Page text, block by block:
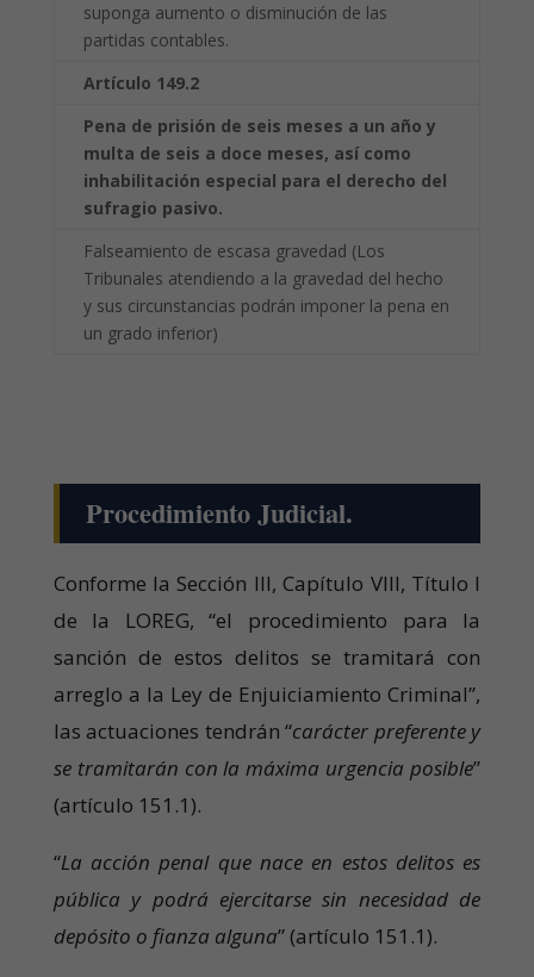
suponga aumento o disminución de las
partidas contables.
Artículo 149.2
Pena de prisión de seis meses a un año y
multa de seis a doce meses, así como
inhabilitación especial para el derecho del
sufragio pasivo.
Falseamiento de escasa gravedad (Los
Tribunales atendiendo a la gravedad del hecho
y sus circunstancias podrán imponer la pena en
un grado inferior)
Procedimiento Judicial.
Conforme la Sección III, Capítulo VIII, Título I
de la LOREG, “el procedimiento para la
sanción de estos delitos se tramitará con
arreglo a la Ley de Enjuiciamiento Criminal”,
las actuaciones tendrán “carácter preferente y
se tramitarán con la máxima urgencia posible”
(artículo 151.1).
“La acción penal que nace en estos delitos es
pública y podrá ejercitarse sin necesidad de
depósito o fianza alguna” (artículo 151.1).